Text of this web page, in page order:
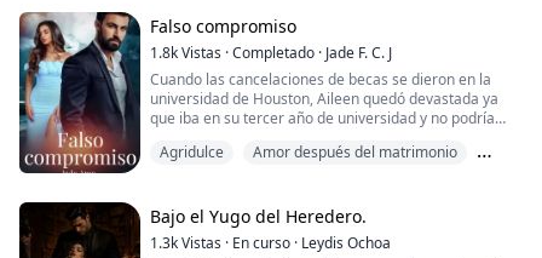
Ella mintió por amor.
No perdonó a nadie.
Lo odió desde la primera vez que lo vio.
Trató de destruirla de todas las formas posible...
Falso compromiso
1.8kVistas ·Completado · Jade F. C. J
Cuando las cancelaciones de becas se dieron en la
universidad de Houston, Aileen quedó devastada ya
que iba en su tercer año de universidad y no podría
conoce al responsable de la cancelación de su beca y
Moonlight y CEO de una de las empresas más im...
Agridulce
Amor después del matrimonio
Bajo el Yugo del Heredero.
1.3kVistas · En curso · Leydis Ochoa